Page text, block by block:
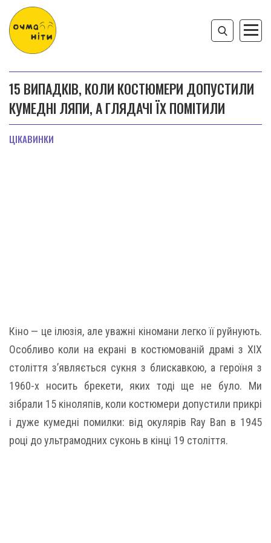
15 ВИПАДКІВ, КОЛИ КОСТЮМЕРИ ДОПУСТИЛИ
КУМЕДНІ ЛЯПИ, А ГЛЯДАЧІ ЇХ ПОМІТИЛИ
ЦІКАВИНКИ
Кіно — це ілюзія, але уважні кіномани легко її руйнують.
Особливо коли на екрані в костюмованій драмі з XIX
століття з’являється сукня з блискавкою, а героїня з
1960-х носить брекети, яких тоді ще не було. Ми
зібрали 15 кіноляпів, коли костюмери допустили прикрі
і дуже кумедні помилки: від окулярів Ray Ban в 1945
році до ультрамодних суконь в кінці 19 століття.